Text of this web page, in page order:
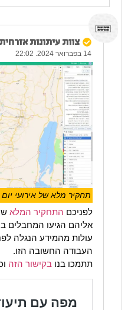
צוות עיתונות
14 בפברואר 2024. 22:02
תחקיר מלא של אירועי יום ה7
לפניכם התחקיר המלא
אליהם הגיעו המחבלים
עולות מהמידע הנגלה
העבודה החשובה הזו.
תתמכו בנו בקישור הזה